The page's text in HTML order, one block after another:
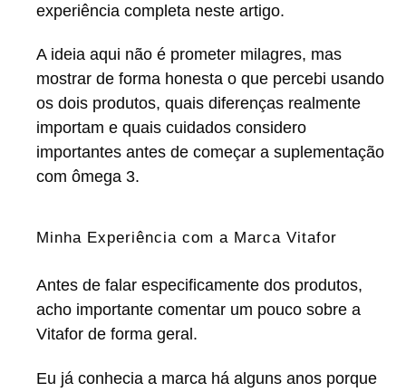
experiência completa neste artigo.
A ideia aqui não é prometer milagres, mas
mostrar de forma honesta o que percebi usando
os dois produtos, quais diferenças realmente
importam e quais cuidados considero
importantes antes de começar a suplementação
com ômega 3.
Minha Experiência com a Marca Vitafor
Antes de falar especificamente dos produtos,
acho importante comentar um pouco sobre a
Vitafor de forma geral.
Eu já conhecia a marca há alguns anos porque